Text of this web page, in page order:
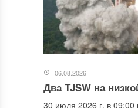
06.08.2026
Два TJSW на
30 июля 2026 г. в 09:00